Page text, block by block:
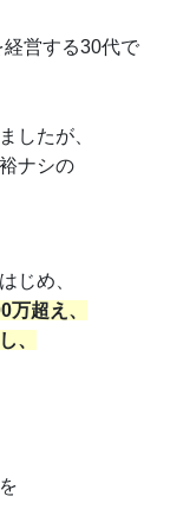
営する30代で
したが、
ナシの
じめ、
超え、
、
を